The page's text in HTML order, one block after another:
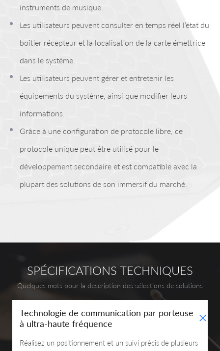
instruments de musique.
Les utilisateurs peuvent consulter en temps réel l’état du
boîtier récepteur et la localisation de la carte émettrice
dans le système.
Les utilisateurs peuvent gérer et entretenir les
équipements du système, ainsi que modifier leurs
informations.
Grâce à une configuration de protocole libre, ce
protocole unique peut être utilisé pour le
développement secondaire et est compatible avec la
plupart des solutions de son immersif du marché.
SPÉCIFICATIONS TECHNIQUES
Quelques mots pour la description des sélections de solutions
Technologie de communication par porteuse
à ultra-haute fréquence
+
Réalisez un positionnement et un suivi précis de plusieurs